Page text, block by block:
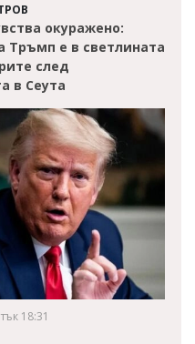
окуражено:
Тръмп е в светлината
след
в Сеута
18:31